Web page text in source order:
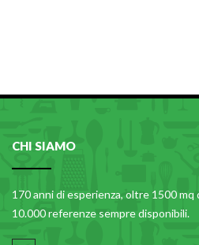
CHI SIAMO
170 anni di esperienza, oltre 1500 mq
10.000 referenze sempre disponibili.